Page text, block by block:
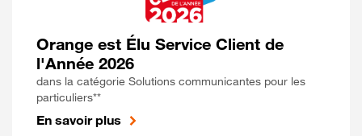
Orange est Élu Service Client de
l'Année 2026
dans la catégorie Solutions communicantes pour les
particuliers**
En savoir plus